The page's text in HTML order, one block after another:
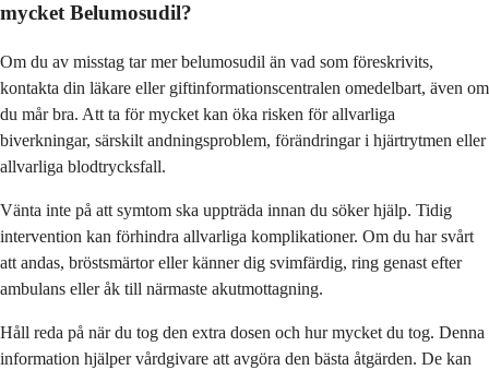
mycket Belumosudil?
Om du av misstag tar mer belumosudil än vad som föreskrivits,
kontakta din läkare eller giftinformationscentralen omedelbart, även om
du mår bra. Att ta för mycket kan öka risken för allvarliga
biverkningar, särskilt andningsproblem, förändringar i hjärtrytmen eller
allvarliga blodtrycksfall.
Vänta inte på att symtom ska uppträda innan du söker hjälp. Tidig
intervention kan förhindra allvarliga komplikationer. Om du har svårt
att andas, bröstsmärtor eller känner dig svimfärdig, ring genast efter
ambulans eller åk till närmaste akutmottagning.
Håll reda på när du tog den extra dosen och hur mycket du tog. Denna
information hjälper vårdgivare att avgöra den bästa åtgärden. De kan